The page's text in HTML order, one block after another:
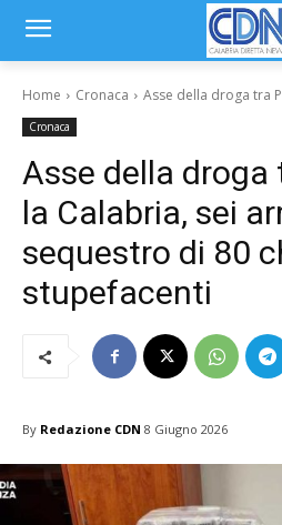
Home Cronaca Asse della droga tra
Cronaca
Asse della droga
la Calabria, sei
sequestro di 80
stupefacenti
By Redazione CDN 8 Giugno 2026